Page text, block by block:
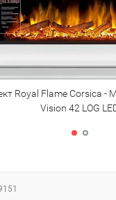
Royal Flame Corsica -
Vision 42 LOG